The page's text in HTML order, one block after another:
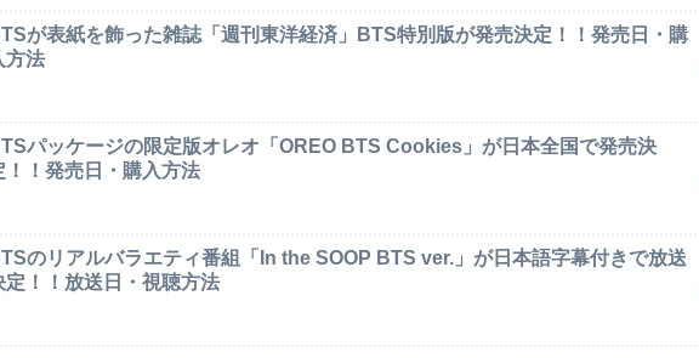
が表紙を飾った雑誌「週刊東洋経済」BTS特別版が発売決定！！発売日・購
方法
パッケージの限定版オレオ「OREO BTS Cookies」が日本全国で発売決
！！発売日・購入方法
のリアルバラエティ番組「In the SOOP BTS ver.」が日本語字幕付きで放送
定！！放送日・視聴方法